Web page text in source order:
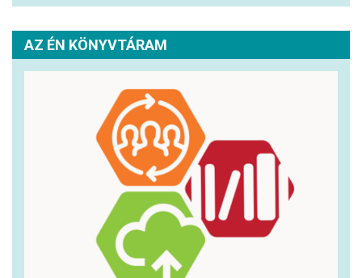
AZ ÉN KÖNYVTÁRAM